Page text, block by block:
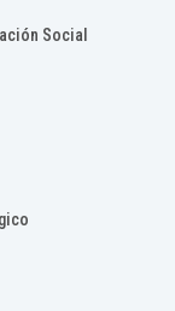
Social